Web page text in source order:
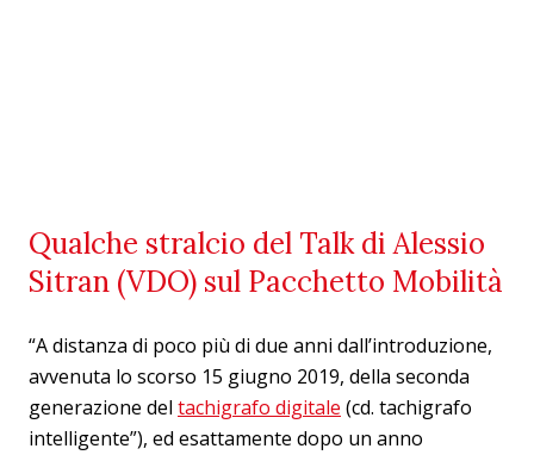
Qualche stralcio del Talk di Alessio
Sitran (VDO) sul Pacchetto Mobilità
“A distanza di poco più di due anni dall’introduzione,
avvenuta lo scorso 15 giugno 2019, della seconda
generazione del tachigrafo digitale (cd. tachigrafo
intelligente”), ed esattamente dopo un anno